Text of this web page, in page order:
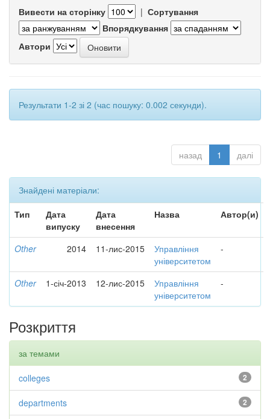
Вивести на сторінку | Сортування
Впорядкування
Автори
Результати 1-2 зі 2 (час пошуку: 0.002 секунди).
назад 1 далі
Знайдені матеріали:
Тип
Дата
випуску
Дата
внесення
Назва Автор(и)
Other 2014 11-лис-2015
Управління
університетом
-
Other 1-січ-2013 12-лис-2015
Управління
університетом
-
Розкриття
за темами
2
colleges
2
departments